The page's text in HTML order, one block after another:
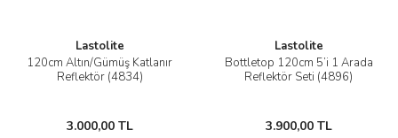
Lastolite
120cm Altın/Gümüş Katlanır
Reflektör (4834)
3.000,00 TL
Lastolite
Bottletop 120cm 5’i 1 Arada
Reflektör Seti (4896)
3.900,00 TL